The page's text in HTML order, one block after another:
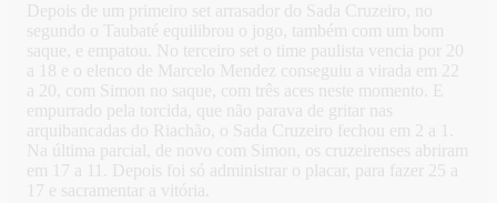
Depois de um primeiro set arrasador do Sada Cruzeiro, no
segundo o Taubaté equilibrou o jogo, também com um bom
saque, e empatou. No terceiro set o time paulista vencia por 20
a 18 e o elenco de Marcelo Mendez conseguiu a virada em 22
a 20, com Simon no saque, com três aces neste momento.
empurrado pela torcida, que não parava de gritar nas
arquibancadas do Riachão, o Sada Cruzeiro fechou em 2 a 1.
Na última parcial, de novo com Simon, os cruzeirenses abriram
em 17 a 11. Depois foi só administrar o placar, para fazer 25 a
17 e sacramentar a vitória.